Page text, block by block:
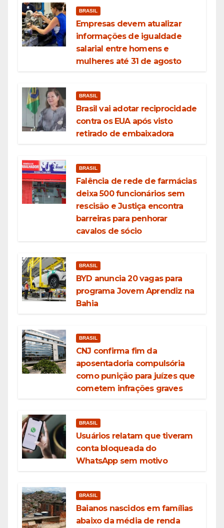
BRASIL
Empresas devem atualizar
informações de igualdade
salarial entre homens e
mulheres até 31 de agosto
BRASIL
Brasil vai adotar reciprocidade
contra os EUA após visto
retirado de embaixadora
BRASIL
Falência de rede de farmácias
deixa 500 funcionários sem
rescisão e Justiça encontra
barreiras para penhorar
cavalos de sócio
BRASIL
BYD anuncia 20 vagas para
programa Jovem Aprendiz na
Bahia
BRASIL
CNJ confirma fim da
aposentadoria compulsória
como punição para juízes que
cometem infrações graves
BRASIL
Usuários relatam que tiveram
conta bloqueada do
WhatsApp sem motivo
BRASIL
Baianos nascidos em famílias
abaixo da média de renda